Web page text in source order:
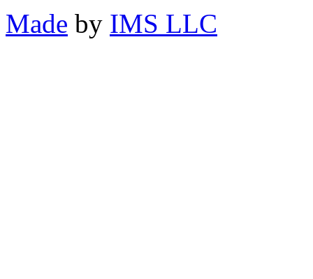
Made by IMS LLC